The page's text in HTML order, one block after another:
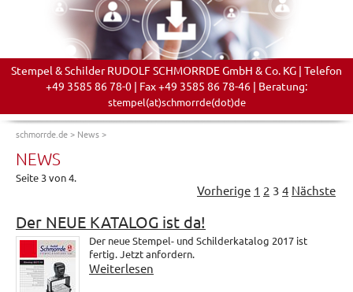
Stempel & Schilder RUDOLF SCHMORRDE GmbH & Co. KG | Telefon
+49 3585 86 78-0 | Fax +49 3585 86 78-46 | Beratung:
stempel(at)schmorrde(dot)de
schmorrde.de> News>
NEWS
Seite 3 von 4.
Vorherige 1 2 3 4 Nächste
Der NEUE KATALOG ist da!
Der neue Stempel- und Schilderkatalog 2017 ist
fertig. Jetzt anfordern.
Weiterlesen